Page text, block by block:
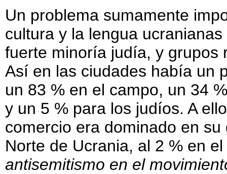
Un problema sumamente
cultura y la lengua
fuerte minoría judía, y grupos
Así en las ciudades había un
un 83 % en el campo, un 34
y un 5 % para los judíos. A
comercio era dominado en
Norte de Ucrania, al 2 % en
antisemitismo en el